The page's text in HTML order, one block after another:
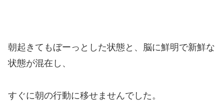
朝起きてもぼーっとした状態と、脳に鮮明で新鮮な
状態が混在し、
すぐに朝の行動に移せませんでした。